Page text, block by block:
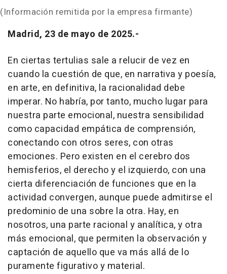
(Información remitida por la empresa firmante)
Madrid, 23 de mayo de 2025.-
En ciertas tertulias sale a relucir de vez en
cuando la cuestión de que, en narrativa y poesía,
en arte, en definitiva, la racionalidad debe
imperar. No habría, por tanto, mucho lugar para
nuestra parte emocional, nuestra sensibilidad
como capacidad empática de comprensión,
conectando con otros seres, con otras
emociones. Pero existen en el cerebro dos
hemisferios, el derecho y el izquierdo, con una
cierta diferenciación de funciones que en la
actividad convergen, aunque puede admitirse el
predominio de una sobre la otra. Hay, en
nosotros, una parte racional y analítica, y otra
más emocional, que permiten la observación y
captación de aquello que va más allá de lo
puramente figurativo y material.